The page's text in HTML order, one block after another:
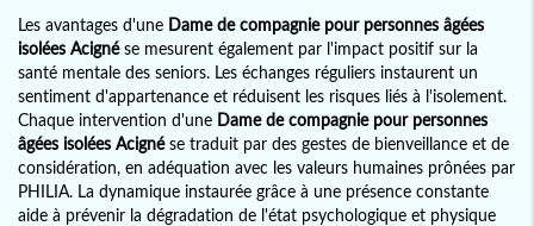
Les avantages d'une Dame de compagnie pour personnes âgées
isolées Acignése mesurent également par l'impact positif sur la
santé mentale des seniors. Les échanges réguliers instaurent un
sentiment d'appartenance et réduisent les risques liés à l'isolement.
Chaque intervention d'une Dame de compagnie pour personnes
âgées isolées Acignése traduit par des gestes de bienveillance et de
considération, en adéquation avec les valeurs humaines prônées par
PHILIA. La dynamique instaurée grâce à une présence constante
aide à prévenir la dégradation de l'état psychologique et physique